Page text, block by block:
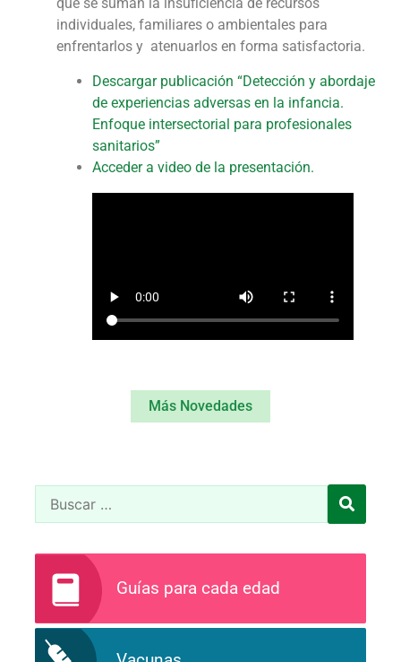
que se suman la insuficiencia de recursos
individuales, familiares o ambientales para
enfrentarlos y atenuarlos en forma satisfactoria.
Descargar publicación “Detección y abordaje
de experiencias adversas en la infancia.
Enfoque intersectorial para profesionales
sanitarios”
Acceder a video de la presentación.
Más Novedades
Guías para cada edad